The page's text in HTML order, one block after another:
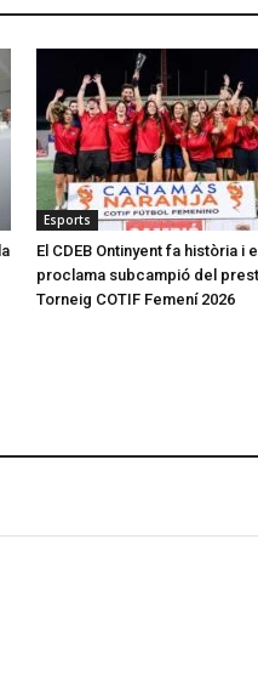
Esports
El CDEB Ontinyent fa història i
proclama subcampió del
Torneig COTIF Femení 2026